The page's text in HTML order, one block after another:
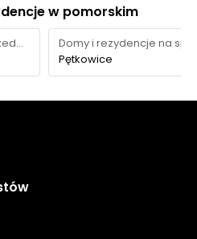
w pomorskim
Domy i rezydencje na sprzedaż
Pętkowice